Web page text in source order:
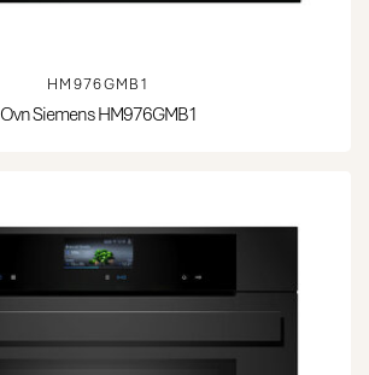
HM976GMB1
Ovn Siemens HM976GMB1